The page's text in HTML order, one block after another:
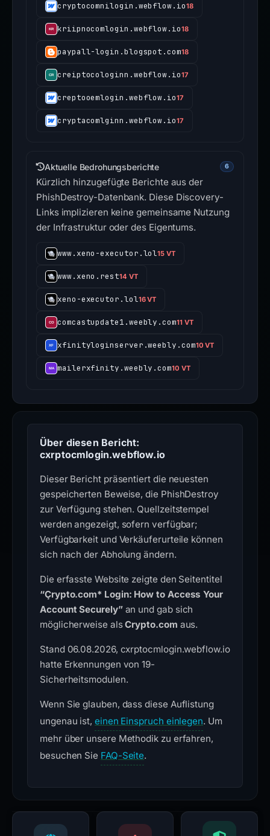
cryptocomnilogin.webflow.io18
kriipnocomlogin.webflow.io18
paypall-login.blogspot.com18
creiptocologinn.webflow.io17
creptooemlogin.webflow.io17
cryptacomlginn.webflow.io17
Aktuelle Bedrohungsberichte 6
Kürzlich hinzugefügte Berichte aus der
PhishDestroy-Datenbank. Diese Discovery-
Links implizieren keine gemeinsame Nutzung
der Infrastruktur oder des Eigentums.
www.xeno-executor.lol15 VT
www.xeno.rest14 VT
xeno-executor.lol16 VT
comcastupdate1.weebly.com11 VT
xfinityloginserver.weebly.com10 VT
mailerxfinity.weebly.com10 VT
Über diesen Bericht:
cxrptocmlogin.webflow.io
Dieser Bericht präsentiert die neuesten
gespeicherten Beweise, die PhishDestroy
zur Verfügung stehen. Quellzeitstempel
werden angezeigt, sofern verfügbar;
Verfügbarkeit und Verkäuferurteile können
sich nach der Abholung ändern.
Die erfasste Website zeigte den Seitentitel
“Çrypto.com* Login: How to Access Your
Account Securely”an und gab sich
möglicherweise alsCrypto.com aus.
Stand 06.08.2026, cxrptocmlogin.webflow.io
hatte Erkennungen von 19-
Sicherheitsmodulen.
Wenn Sie glauben, dass diese Auflistung
ungenau ist, einen Einspruch einlegen. Um
mehr über unsere Methodik zu erfahren,
besuchen Sie FAQ-Seite.